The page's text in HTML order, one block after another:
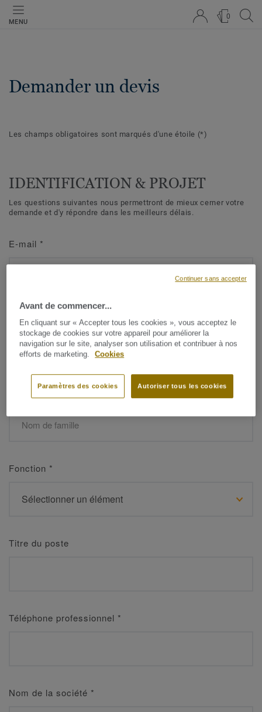
MENU
0
Demander un devis
Les champs obligatoires sont marqués d'une étoile (*)
IDENTIFICATION & PROJET
Les questions suivantes nous permettront de mieux cerner votre
demande et d'y répondre dans les meilleurs délais.
E-mail *
Prénom*
Fonction *
Titre du poste
Téléphone professionnel *
Nom de la société *
Avant de commencer...
En cliquant sur « Accepter tous les cookies », vous acceptez le
stockage de cookies sur votre appareil pour améliorer la
navigation sur le site, analyser son utilisation et contribuer à nos
efforts de marketing.
Cookies
Autoriser tous les cookies
Paramètres des cookies
Continuer sans accepter